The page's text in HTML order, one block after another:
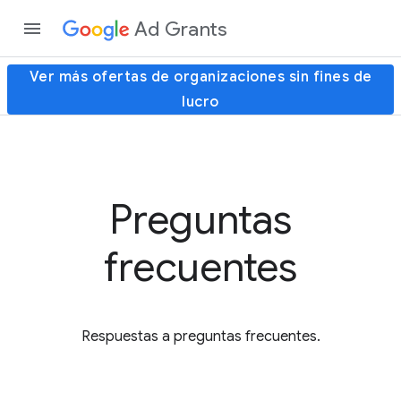
Ad Grants
Ver más ofertas de organizaciones sin fines de
lucro
Preguntas
frecuentes
Respuestas a preguntas frecuentes.